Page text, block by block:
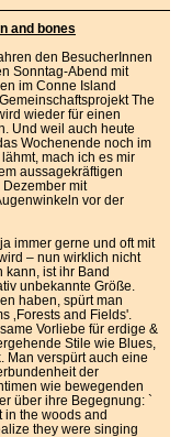
and bones
den BesucherInnen
Sonntag-Abend mit
im Conne Island
The
wieder für einen
Und weil auch heute
Wochenende noch im
mach ich es mir
aussagekräftigen
Dezember mit
vor der
immer gerne und oft mit
– nun wirklich nicht
kann, ist ihr Band
unbekannte Größe.
haben, spürt man
‚Forests and Fields'.
Vorliebe für erdige &
Stile wie Blues,
Man verspürt auch eine
der
wie bewegenden
über ihre Begegnung: `
in the woods and
they were singing